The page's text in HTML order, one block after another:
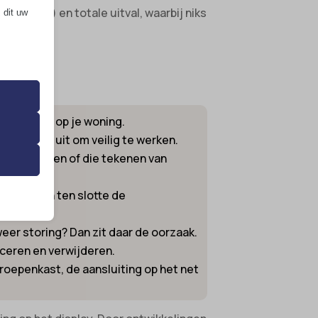
en totale uitval, waarbij niks
dan op je woning.
uit om veilig te werken.
apparaten of die tekenen van
groep, en ten slotte de
storing? Dan zit daar de oorzaak.
en verwijderen.
de aansluiting op het net
dit uw
van